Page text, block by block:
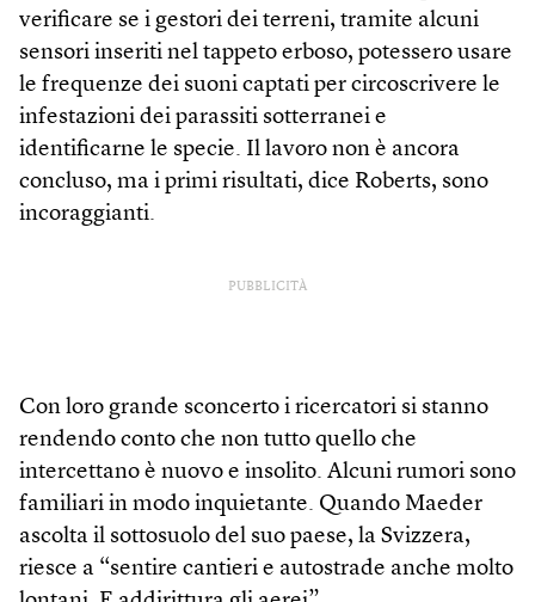
verificare se i gestori dei terreni, tramite alcuni
sensori inseriti nel tappeto erboso, potessero usare
le frequenze dei suoni captati per circoscrivere le
infestazioni dei parassiti sotterranei e
identificarne le specie. Il lavoro non è ancora
concluso, ma i primi risultati, dice Roberts, sono
incoraggianti.
PUBBLICITÀ
Con loro grande sconcerto i ricercatori si stanno
rendendo conto che non tutto quello che
intercettano è nuovo e insolito. Alcuni rumori sono
familiari in modo inquietante. Quando Maeder
ascolta il sottosuolo del suo paese, la Svizzera,
riesce a “sentire cantieri e autostrade anche molto